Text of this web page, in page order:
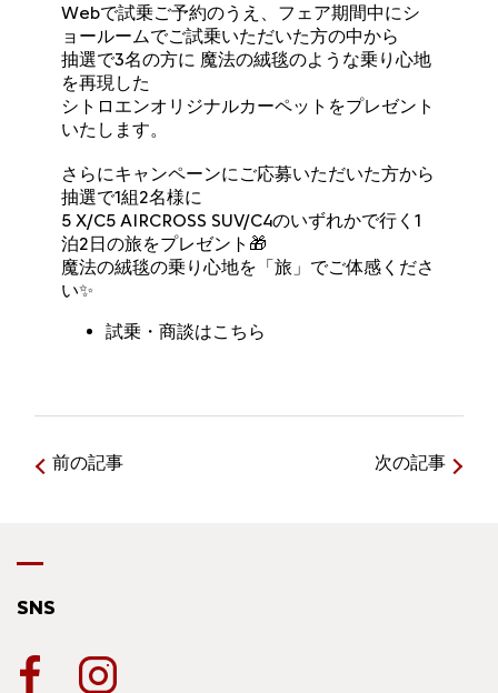
Webで試乗ご予約のうえ、フェア期間中にシ
ョールームでご試乗いただいた方の中から
抽選で3名の方に 魔法の絨毯のような乗り心地
を再現した
シトロエンオリジナルカーペットをプレゼント
いたします。
さらにキャンペーンにご応募いただいた方から
抽選で1組2名様に
5 X/C5 AIRCROSS SUV/C4のいずれかで行く1
泊2日の旅をプレゼント🎁
魔法の絨毯の乗り心地を「旅」でご体感くださ
い✨
試乗・商談はこちら
前の記事 次の記事
SNS